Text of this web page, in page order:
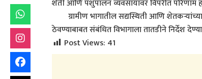
शेती आणि पशुपालन व्यवसायावर विपरीत
ग्रामीण भागातील सद्यस्थिती आणि
ठेवण्याबाबत संबंधित विभागाला तातडीने निर्देश
Post Views: 41